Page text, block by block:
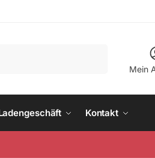
Mein
Kontakt